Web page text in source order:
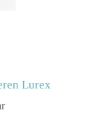
Lurex